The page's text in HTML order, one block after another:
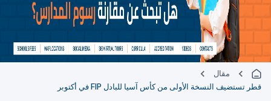
مقال
قطر تستضيف النسخة الأولى من كأس آسيا للبادل FIP في أكتوبر